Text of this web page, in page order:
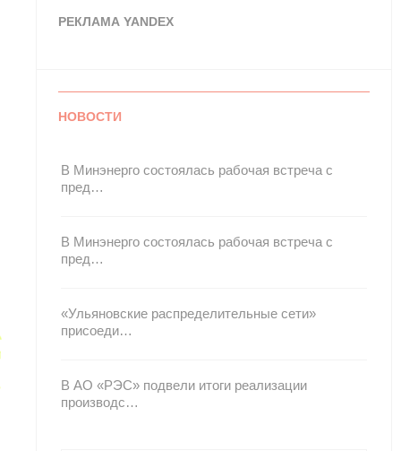
РЕКЛАМА YANDEX
НОВОСТИ
В Минэнерго состоялась рабочая встреча с
пред…
В Минэнерго состоялась рабочая встреча с
пред…
«Ульяновские распределительные сети»
присоеди…
В АО «РЭС» подвели итоги реализации
производс…